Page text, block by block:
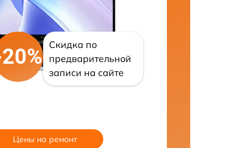
Скидка по
предварительной
записи на сайте
Цены на ремонт